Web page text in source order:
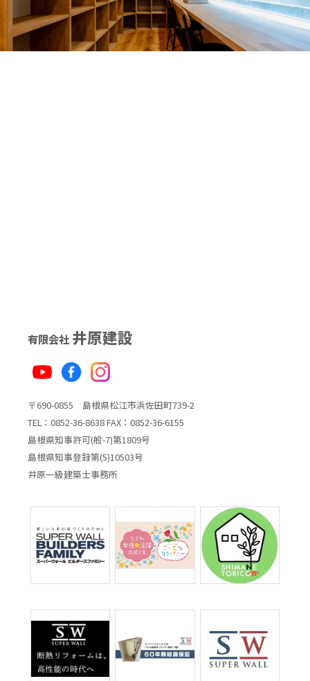
有限会社 井原建設
〒690-0855 島根県松江市浜佐田町739-2
TEL：0852-36-8638 FAX：0852-36-6155
島根県知事許可(般-7)第1809号
島根県知事登録第(5)10503号
井原一級建築士事務所